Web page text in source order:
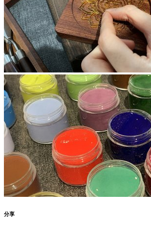
分享